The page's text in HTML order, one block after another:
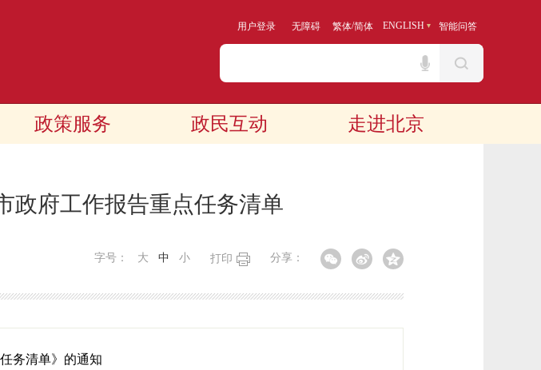
用户登录 无障碍 繁体/简体 ENGLISH 智能问答
政策服务 政民互动 走进北京
政府工作报告重点任务清单
分享：
打印
字号： 大 中 小
务清单》的通知